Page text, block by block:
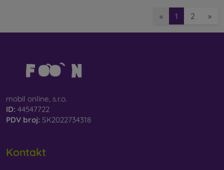
« 1 2 »
mobil online, s.r.o.
ID: 44547722
PDV broj: SK2022734318
Kontakt